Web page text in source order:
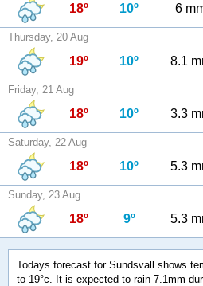
18º 10º 6
Thursday, 20 Aug
19º 10º 8.1
Friday, 21 Aug
18º 10º 3.3
Saturday, 22 Aug
18º 10º 5.3
Sunday, 23 Aug
18º 9º 5.3
Todays forecast for Sundsvall shows
to 19°c. It is expected to rain 7.1mm